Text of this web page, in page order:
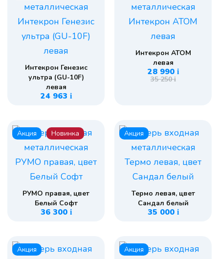
Интекрон Генезис
ультра (GU-10F)
левая
24 963 i
Интекрон АТОМ
левая
28 990 i
35 250i
Акция Новинка
РУМО правая, цвет
Белый Софт
36 300 i
Акция
Термо левая, цвет
Сандал белый
35 000 i
Акция Акция